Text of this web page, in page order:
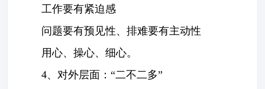
工作要有紧迫感
问题要有预见性、排难要有主动性
用心、操心、细心。
4、对外层面：“二不二多”